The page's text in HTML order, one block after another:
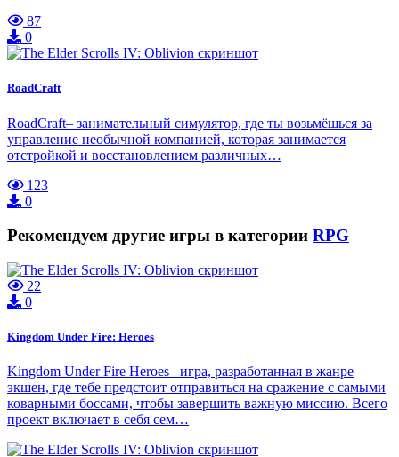
87
0
RoadCraft
RoadCraft– занимательный симулятор, где ты возьмёшься за
управление необычной компанией, которая занимается
отстройкой и восстановлением различных…
123
0
Рекомендуем другие игры в категории RPG
22
0
Kingdom Under Fire: Heroes
Kingdom Under Fire Heroes– игра, разработанная в жанре
экшен, где тебе предстоит отправиться на сражение с самыми
коварными боссами, чтобы завершить важную миссию. Всего
проект включает в себя сем…